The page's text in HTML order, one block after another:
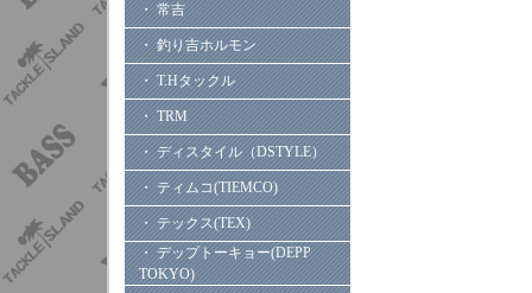
・ 常吉
・ 釣り吉ホルモン
・ T.Hタックル
・ TRM
・ ディスタイル（DSTYLE）
・ ティムコ(TIEMCO)
・ テックス(TEX)
・ デップトーキョー(DEPP
TOKYO)